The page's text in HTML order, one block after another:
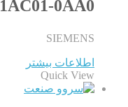
0AA0
SIEMENS
اطلاعات بیشتر
Quick View